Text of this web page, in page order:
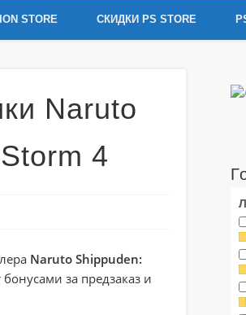
STORE СКИДКИ PS STORE
Naruto
4
Naruto Shippuden:
за предзаказ и